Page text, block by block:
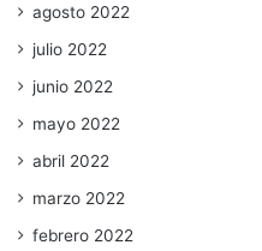
agosto 2022
julio 2022
junio 2022
mayo 2022
abril 2022
marzo 2022
febrero 2022